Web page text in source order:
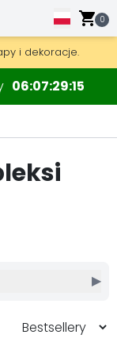
0
345 zł.
i dekoracje.
06072913
▶